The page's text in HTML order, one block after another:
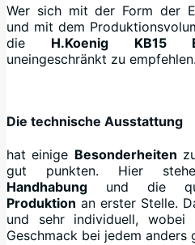
Wer sich mit der Form der
und mit dem
die H.Koenig KB15
uneingeschränkt zu empfehlen.
Die technische Ausstattung
hat einige Besonderheiten
gut punkten. Hier
Handhabung und die
Produktion an erster Stelle.
und sehr individuell, wobei
Geschmack bei jedem anders